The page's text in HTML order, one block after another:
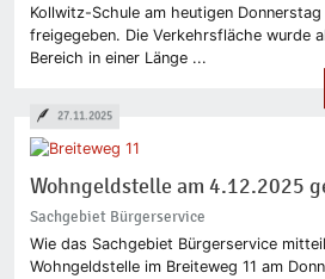
Kollwitz-Schule am heutigen
freigegeben. Die Verkehrsfläche wurde
Bereich in einer Länge ...
Wohngeldstelle am 4.12.2025
Sachgebiet Bürgerservice
Wie das Sachgebiet Bürgerservice
Wohngeldstelle im Breiteweg 11 am
27.11.2025